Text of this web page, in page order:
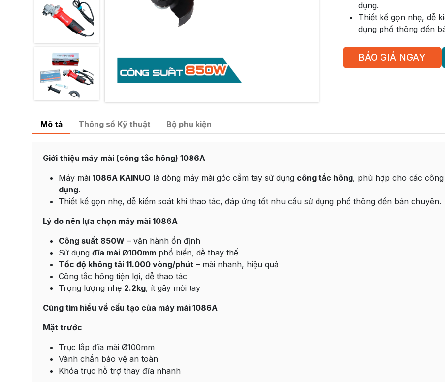
dụng.
Thiết kế gọn nhẹ, dễ
dụng phổ thông đến
BÁO GIÁ NGAY
Mô tả Thông số Kỹ thuật Bộ phụ kiện
Giới thiệu máy mài (công tắc hông) 1086A
Máy mài 1086A KAINUO là dòng máy mài góc cầm tay sử dụng công tắc hông, phù hợp cho các công
dụng.
Thiết kế gọn nhẹ, dễ kiểm soát khi thao tác, đáp ứng tốt nhu cầu sử dụng phổ thông đến bán chuyên.
Lý do nên lựa chọn máy mài 1086A
Công suất 850W – vận hành ổn định
Sử dụng đĩa mài Ø100mmphổ biến, dễ thay thế
Tốc độ không tải 11.000 vòng/phút– mài nhanh, hiệu quả
Công tắc hông tiện lợi, dễ thao tác
Trọng lượng nhẹ 2.2kg, ít gây mỏi tay
Cùng tìm hiểu về cấu tạo của máy mài 1086A
Mặt trước
Trục lắp đĩa mài Ø100mm
Vành chắn bảo vệ an toàn
Khóa trục hỗ trợ thay đĩa nhanh